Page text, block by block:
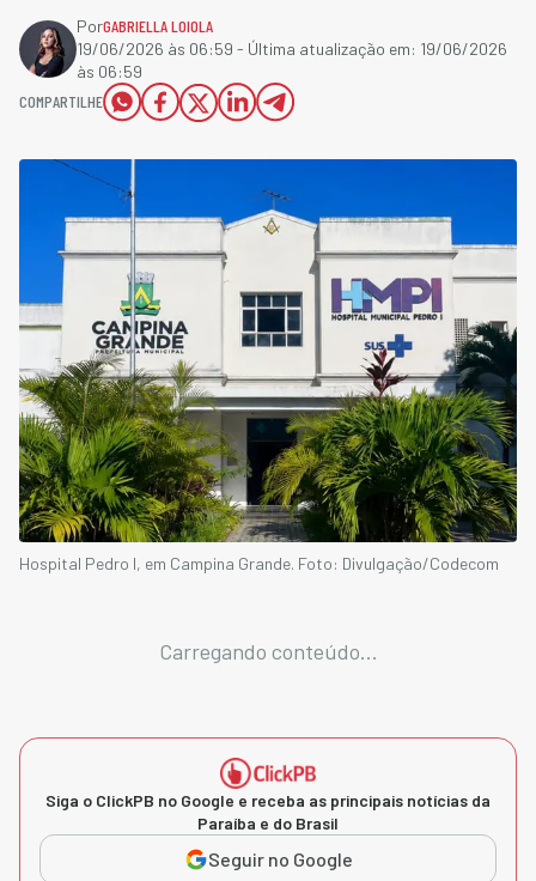
PorGABRIELLA LOIOLA
19/06/2026 às 06:59 - Última atualização em: 19/06/2026
às 06:59
COMPARTILHE
Hospital Pedro I, em Campina Grande. Foto: Divulgação/Codecom
Carregando conteúdo...
Siga o ClickPB no Google e receba as principais notícias da
Paraíba e do Brasil
Seguir no Google